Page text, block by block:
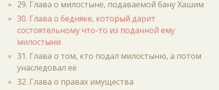
29. Глава о милостыне, подаваемой бану Хашим
30. Глава о бедняке, который дарит
состоятельному что-то из поданной ему
милостыни
31. Глава о том, кто подал милостыню, а потом
унаследовал её
32. Глава о правах имущества